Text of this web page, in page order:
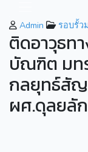
Admin รอบรั้ว
ติดอาวุธท
บัณฑิต มท
กลยุทธ์สั
ผศ.ดุลยลั